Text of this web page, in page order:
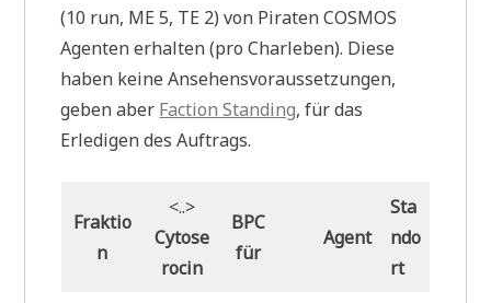
(10 run, ME 5, TE 2) von Piraten COSMOS
Agenten erhalten (pro Charleben). Diese
haben keine Ansehensvoraussetzungen,
geben aber Faction Standing, für das
Erledigen des Auftrags.
Fraktio
n
<..>
Cytose
rocin
BPC
für
Agent
Sta
ndo
rt